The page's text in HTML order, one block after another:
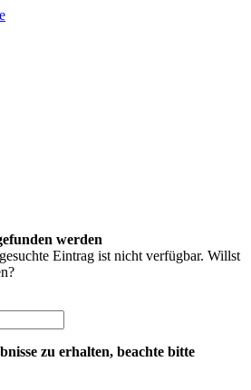
werden
Eintrag ist nicht verfügbar. Willst
zu erhalten, beachte bitte